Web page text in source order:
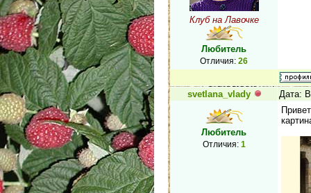
Клуб на Лавочке
Любитель
Отличия: 26
svetlana_vlady Дата:
Любитель
Отличия: 1